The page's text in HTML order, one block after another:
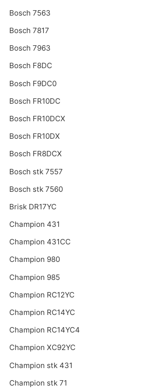
Bosch 7563
Bosch 7817
Bosch 7963
Bosch F8DC
Bosch F9DC0
Bosch FR10DC
Bosch FR10DCX
Bosch FR10DX
Bosch FR8DCX
Bosch stk 7557
Bosch stk 7560
Brisk DR17YC
Champion 431
Champion 431CC
Champion 980
Champion 985
Champion RC12YC
Champion RC14YC
Champion RC14YC4
Champion XC92YC
Champion stk 431
Champion stk 71